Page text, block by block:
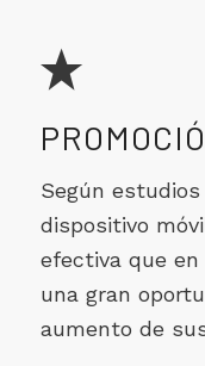
Según
dispositivo
efectiva que
una gran
aumento de